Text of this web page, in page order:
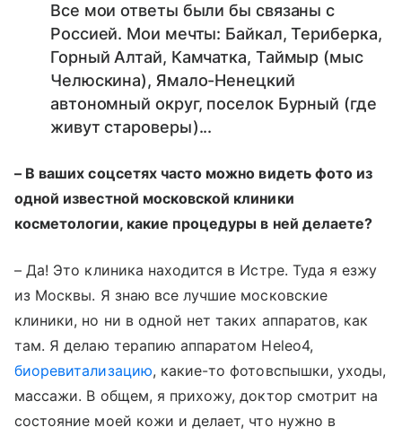
Все мои ответы были бы связаны с
Россией. Мои мечты: Байкал, Териберка,
Горный Алтай, Камчатка, Таймыр (мыс
Челюскина), Ямало-Ненецкий
автономный округ, поселок Бурный (где
живут староверы)...
– В ваших соцсетях часто можно видеть фото из
одной известной московской клиники
косметологии, какие процедуры в ней делаете?
– Да! Это клиника находится в Истре. Туда я езжу
из Москвы. Я знаю все лучшие московские
клиники, но ни в одной нет таких аппаратов, как
там. Я делаю терапию аппаратом Heleo4,
биоревитализацию, какие-то фотовспышки, уходы,
массажи. В общем, я прихожу, доктор смотрит на
состояние моей кожи и делает, что нужно в